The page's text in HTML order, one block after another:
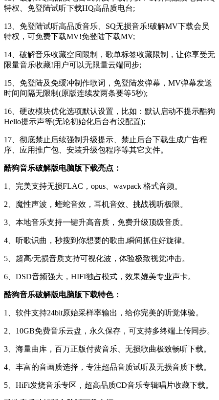
特权、免登陆试听下载HQ高品质电台;
13、免登陆试听高品质音乐、SQ无损音乐!破解MV下载会员
特权，可免费下载MV!免登陆下载MV;
14、破解音乐收藏空间限制，歌单标签收藏限制，让你享受无
限量音乐收藏!用户可以无限量云端同步;
15、免登陆及免缓冲制作歌词，免登陆发弹幕，MV弹幕发送
时间间隔无限制(原版连续发两条要等5秒);
16、硬改模块优化选项默认设置，比如：默认启动不提示酷狗
Hello提示声等(无论初始化后台有没配置);
17、彻底禁止后续强制升级提示、禁止后台下载生成广告程
序、应用推广包、安装升级包程序等其它文件。
酷狗音乐破解版电脑版下载亮点：
1、完美支持无损FLAC，opus、wavpack 格式音频。
2、魔性声波，蝰蛇音效，耳机音效、挑战视听极限。
3、本地音乐支持一键升高音质，免费升级顶级音质。
4、听歌识曲，秒搜到你想要的歌曲,瞬间抓住好旋律。
5、超高/无损音质支持可视化波，体验极致视觉冲击。
6、DSD音频强大，HIFI独占模式，效果媲美专业声卡。
酷狗音乐破解版电脑版下载特色：
1、软件支持24bit原始采样率输出，给你完美的听觉体验。
2、10GB免费音乐云盘，永久保存，可支持多终端上传同步。
3、海量曲库，百万正版付费音乐、无损歌曲极致畅听下载。
4、丰富的音画质选择，专注超品音质试听及无损音质下载。
5、HiFi发烧音乐专区，超高品质CD音乐专辑唱片收藏下载。